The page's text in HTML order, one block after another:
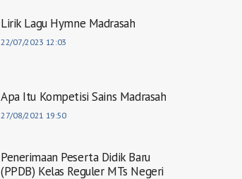
Lirik Lagu Hymne Madrasah
22/07/2023 12:03
Apa Itu Kompetisi Sains Madrasah
27/08/2021 19:50
Penerimaan Peserta Didik Baru
(PPDB) Kelas Reguler MTs Negeri